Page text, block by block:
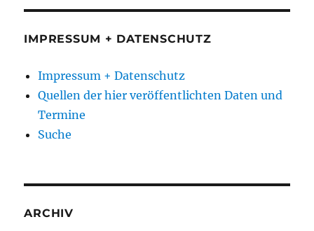
IMPRESSUM + DATENSCHUTZ
Impressum + Datenschutz
Quellen der hier veröffentlichten Daten und
Termine
Suche
ARCHIV